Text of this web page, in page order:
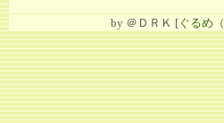
by ＠ＤＲＫ [ ぐるめ